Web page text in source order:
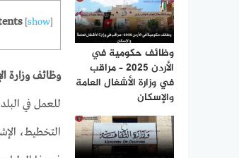
وظائف حكومية في
الأردن 2025 – مراقب
في وزارة الأشغال العامة
والإسكان
[show]
وظائف وزارة
للعمل في
التخطيط،